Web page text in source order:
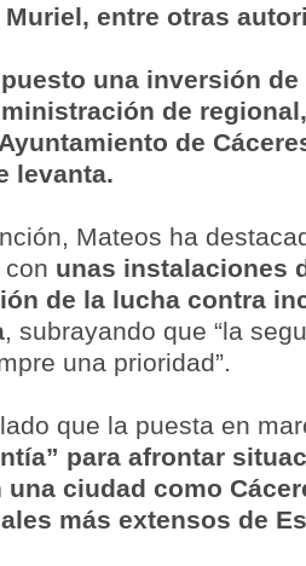
entre otras
una inversión
de
de
levanta.
Mateos ha
con unas instalaciones
de la lucha contra
, subrayando que “la
una prioridad”.
que la puesta en
para afrontar
una ciudad como
más extensos de